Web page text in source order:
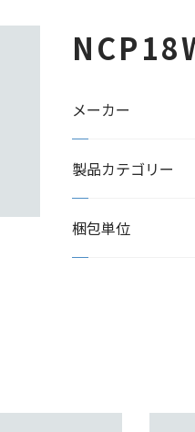
メーカー
製品カテゴリー
梱包単位